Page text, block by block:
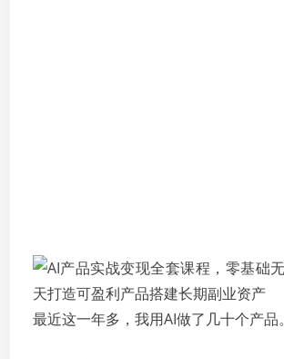
最近这一年多，我用AI做了几十个产品。